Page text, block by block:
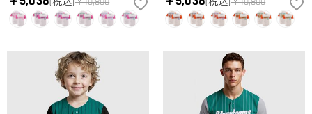
ズ表を参考して、自分に合うサイズをお選びください。測定方
法が異なるため、サイズに1〜2cm程度の誤差がある場合がござ
配送＆返品について
送料は配送方法によって異なります。通常配送は送料が2,520
円で、16,020円以上で無料になります。速達配送は送料が5,400
円になります。90,000円以上で無料になります。（一部離島や
遠方へご発送の場合、中継料が別途加算されます。）
注文した商品はいつ届きますか？
納期=製作作業時間+配送時間 受注製作品のため、ご入金を確
認してから制作となります。大量生産品ではなく、一つ一つ手
返品・交換はできますか？